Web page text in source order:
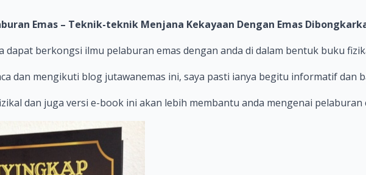
Emas – Teknik-teknik Menjana Kekayaan Dengan Emas
dapat berkongsi ilmu pelaburan emas dengan anda di dalam bentuk buku
dan mengikuti blog jutawanemas ini, saya pasti ianya begitu informatif dan
dan juga versi e-book ini akan lebih membantu anda mengenai pelaburan